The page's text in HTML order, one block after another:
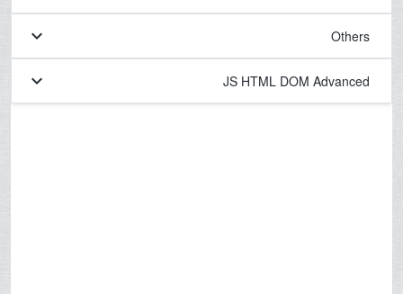
Others
keyboard_arrow_down
JS HTML DOM Advanced
keyboard_arrow_down